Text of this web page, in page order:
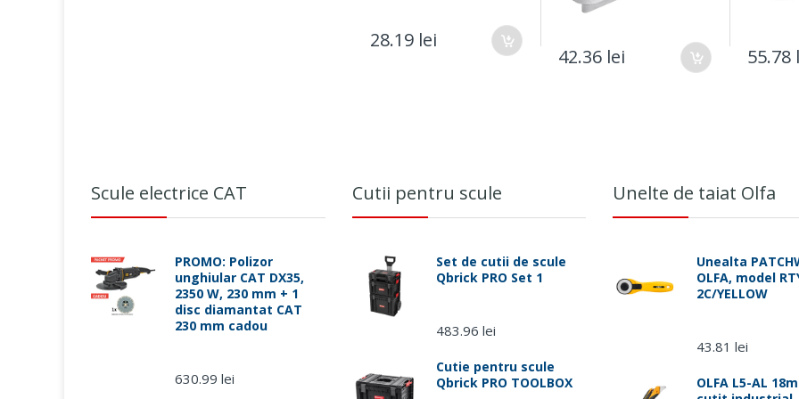
Luni - Joi (comenzi
28.19 lei
42.36 lei 55.78
Scule electrice CAT
PROMO: Polizor
unghiular CAT DX35,
2350 W, 230 mm + 1
disc diamantat CAT
230 mm cadou
630.99 lei
Cutii pentru scule
Set de cutii de scule
Qbrick PRO Set 1
483.96 lei
Cutie pentru scule
Qbrick PRO TOOLBOX
Unelte de taiat Olfa
Unealta
OLFA, model
2C/YELLOW
43.81 lei
OLFA L5-AL